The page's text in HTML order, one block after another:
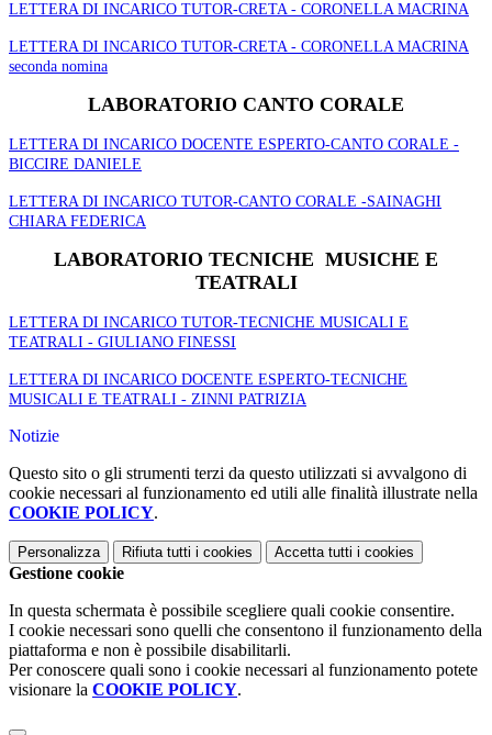
LETTERA DI INCARICO TUTOR-CRETA - CORONELLA MACRINA
LETTERA DI INCARICO TUTOR-CRETA - CORONELLA MACRINA
seconda nomina
LABORATORIO CANTO CORALE
LETTERA DI INCARICO DOCENTE ESPERTO-CANTO CORALE -
BICCIRE DANIELE
LETTERA DI INCARICO TUTOR-CANTO CORALE -SAINAGHI
CHIARA FEDERICA
LABORATORIO TECNICHE MUSICHE E
TEATRALI
LETTERA DI INCARICO TUTOR-TECNICHE MUSICALI E
TEATRALI - GIULIANO FINESSI
LETTERA DI INCARICO DOCENTE ESPERTO-TECNICHE
MUSICALI E TEATRALI - ZINNI PATRIZIA
Notizie
Questo sito o gli strumenti terzi da questo utilizzati si avvalgono di
cookie necessari al funzionamento ed utili alle finalità illustrate nella
COOKIE POLICY.
Personalizza Rifiuta tutti i cookies Accetta tutti i cookies
Gestione cookie
In questa schermata è possibile scegliere quali cookie consentire.
I cookie necessari sono quelli che consentono il funzionamento della
piattaforma e non è possibile disabilitarli.
Per conoscere quali sono i cookie necessari al funzionamento potete
visionare la COOKIE POLICY.